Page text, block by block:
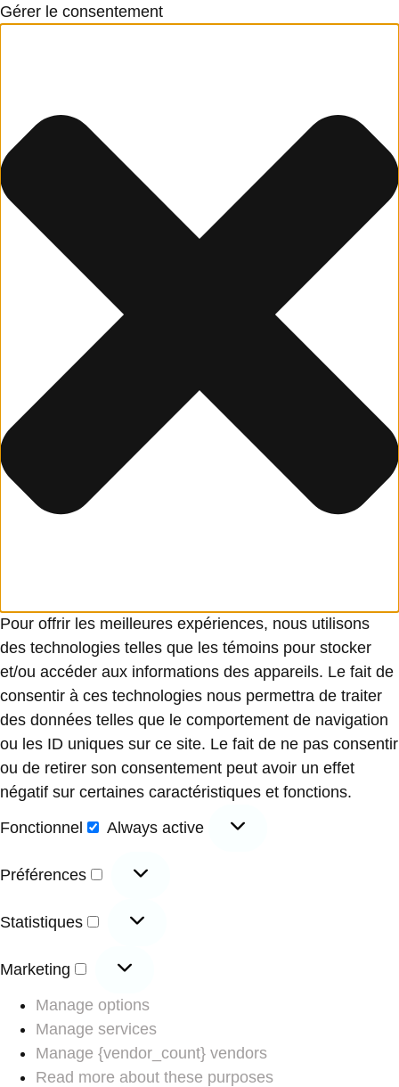
Gérer le consentement
Pour offrir les meilleures expériences, nous utilisons
des technologies telles que les témoins pour stocker
et/ou accéder aux informations des appareils. Le fait de
consentir à ces technologies nous permettra de traiter
des données telles que le comportement de navigation
ou les ID uniques sur ce site. Le fait de ne pas consentir
ou de retirer son consentement peut avoir un effet
négatif sur certaines caractéristiques et fonctions.
Fonctionnel
Always active
Préférences
Statistiques
Marketing
Manage options
Manage services
Manage {vendor_count} vendors
Read more about these purposes